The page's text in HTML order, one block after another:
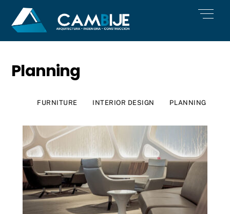
content
Planning
FURNITURE INTERIOR DESIGN PLANNING